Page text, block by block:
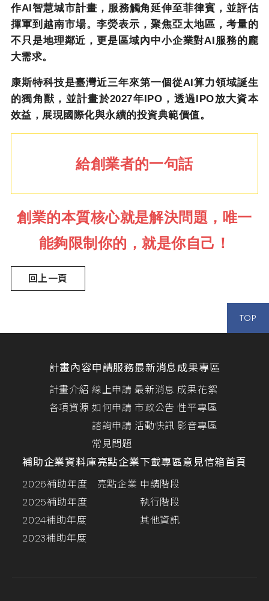
作AI智慧城市計畫，服務觸角延伸至菲律賓，並評估
揮軍到越南市場。李熒表示，聚焦亞太地區，考量的
不只是地理鄰近，更是區域內中小企業對AI 服務的龐
大需求。
康斯特科技是臺灣近三年來第一個從AI算力領域誕生
的獨角獸，並計畫於2027年IPO ，透過IPO放大資本
效益，展現國際化與永續的投資典範價值。
給創業者的一句話
創業的本質核心就是解決問題，唯一
能夠限制你的，就是你自己！
回上一頁
TOP
計畫內容
計畫介紹
各項資源
申請服務
線上申請
如何申請
諮詢申請
常見問題
最新消息
最新消息
市政公告
活動快訊
成果專區
成果花絮
性平專區
影音專區
補助企業資料庫
2026補助年度
2025補助年度
2024補助年度
2023補助年度
亮點企業
亮點企業
下載專區
申請階段
執行階段
其他資訊
意見信箱首頁